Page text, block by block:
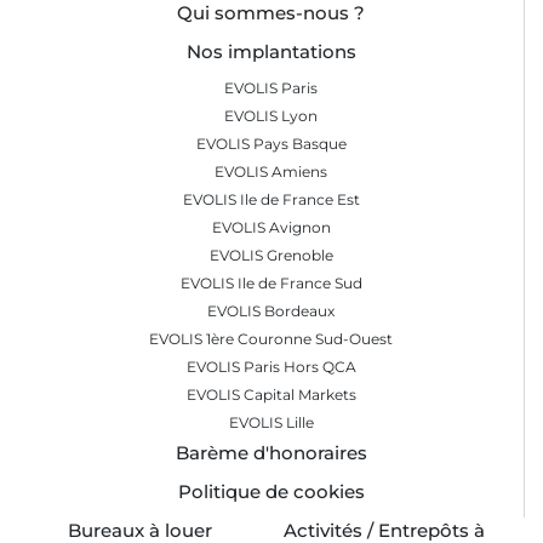
Qui sommes-nous ?
Nos implantations
EVOLIS Paris
EVOLIS Lyon
EVOLIS Pays Basque
EVOLIS Amiens
EVOLIS Ile de France Est
EVOLIS Avignon
EVOLIS Grenoble
EVOLIS Ile de France Sud
EVOLIS Bordeaux
EVOLIS 1ère Couronne Sud-Ouest
EVOLIS Paris Hors QCA
EVOLIS Capital Markets
EVOLIS Lille
Barème d'honoraires
Politique de cookies
Bureaux à louer
Activités / Entrepôts à